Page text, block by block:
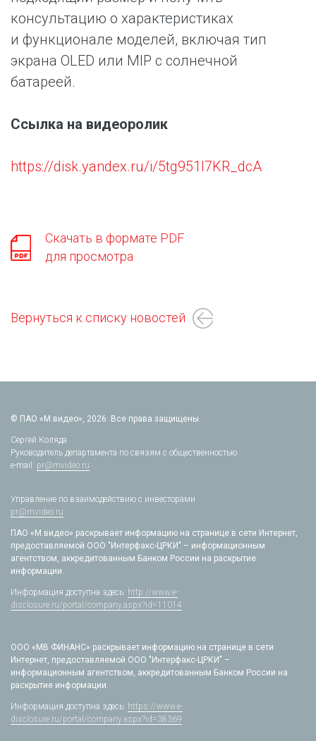
консультацию о характеристиках
и функционале моделей, включая тип
экрана OLED или MIP с солнечной
батареей.
Ссылка на видеоролик
https://disk.yandex.ru/i/5tg951I7KR_dcA
Скачать в формате PDF
для просмотра
Вернуться к списку новостей
© ПАО «М.видео», 2026. Все права защищены.
Сергей Коляда
Руководитель департамента по связям с общественностью
e-mail: pr@mvideo.ru
Управление по взаимодействию с инвесторами
pr@mvideo.ru
ПАО «М.видео» раскрывает информацию на странице в сети Интернет,
предоставляемой ООО "Интерфакс-ЦРКИ" – информационным
агентством, аккредитованным Банком России на раскрытие
информации.
Информация доступна здесь: http://www.e-
disclosure.ru/portal/company.aspx?id=11014
ООО «МВ ФИНАНС» раскрывает информацию на странице в сети
Интернет, предоставляемой ООО "Интерфакс-ЦРКИ" –
информационным агентством, аккредитованным Банком России на
раскрытие информации.
Информация доступна здесь: https://www.e-
disclosure.ru/portal/company.aspx?id=38369